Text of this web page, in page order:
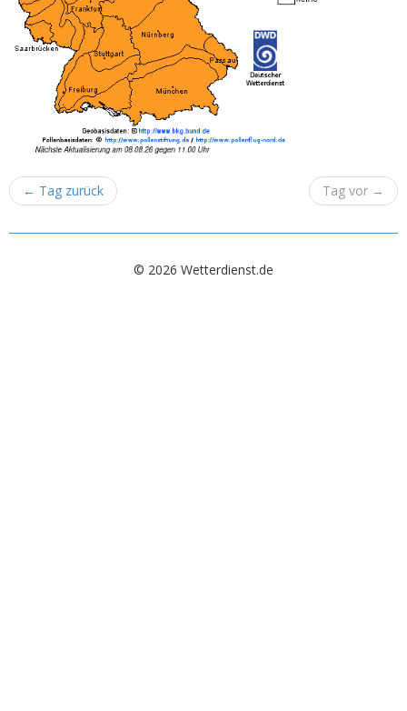
← Tag zurück Tag vor →
© 2026 Wetterdienst.de